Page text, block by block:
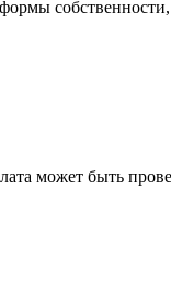
может быть